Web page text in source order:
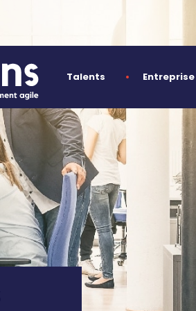
Talents Entreprise